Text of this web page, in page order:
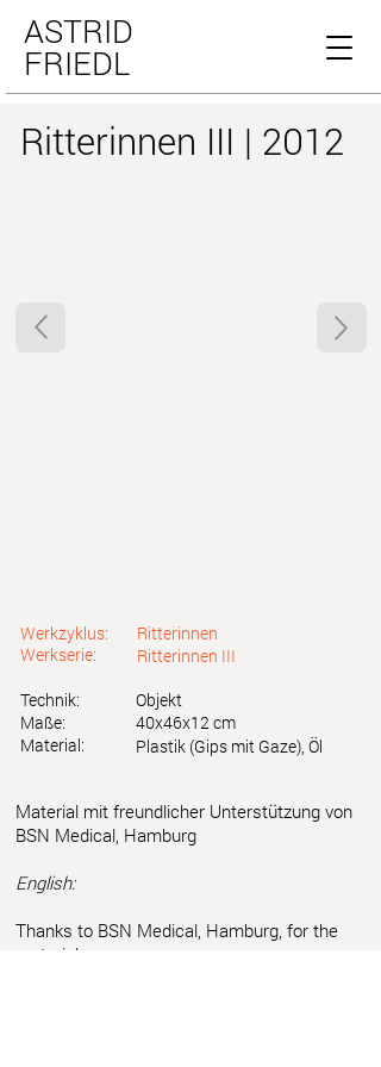
ASTRID
FRIEDL
Ritterinnen III | 2012
Werkzyklus:
Werkserie:
Ritterinnen
Ritterinnen III
Technik:
Maße:
Material:
Objekt
40x46x12 cm
Plastik (Gips mit Gaze), Öl
Material mit freundlicher Unterstützung von
BSN Medical, Hamburg
English:
Thanks to BSN Medical, Hamburg, for the
material